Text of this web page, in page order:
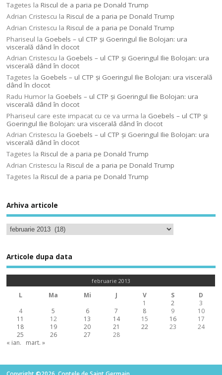
Tagetes laRiscul de a paria pe Donald Trump
Adrian Cristescu laRiscul de a paria pe Donald Trump
Adrian Cristescu laRiscul de a paria pe Donald Trump
Phariseul la Goebels – ul CTP şi Goeringul Ilie Bolojan: ura
viscerală dând în clocot
Adrian Cristescu la Goebels – ul CTP şi Goeringul Ilie Bolojan: ura
viscerală dând în clocot
Tagetes la Goebels – ul CTP şi Goeringul Ilie Bolojan: ura viscerală
dând în clocot
Radu Humor la Goebels – ul CTP şi Goeringul Ilie Bolojan: ura
viscerală dând în clocot
Phariseul care este impacat cu ce va urma la Goebels – ul CTP şi
Goeringul Ilie Bolojan: ura viscerală dând în clocot
Adrian Cristescu la Goebels – ul CTP şi Goeringul Ilie Bolojan: ura
viscerală dând în clocot
Tagetes laRiscul de a paria pe Donald Trump
Adrian Cristescu laRiscul de a paria pe Donald Trump
Tagetes laRiscul de a paria pe Donald Trump
Arhiva articole
Articole dupa data
februarie 2013
L Ma Mi J V S
D
1
2
3
4
5 6 7 8 9
10
11
12 13 14 15 16
17
18
19 20 21 22 23
24
25
26 27
28
« ian.
mart. »